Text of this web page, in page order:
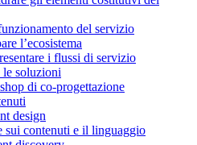
del servizio
l’ecosistema
i flussi di servizio
le soluzioni
di co-progettazione
design
sui contenuti e il linguaggio